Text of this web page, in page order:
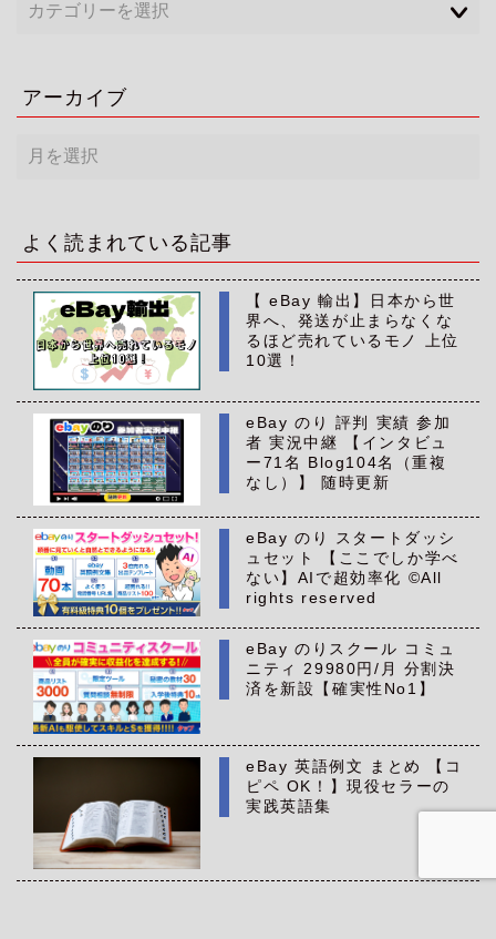
アーカイブ
ー
ブ
よく読まれている記事
【 eBay 輸出】日本から世
界へ、発送が止まらなくな
るほど売れているモノ 上位
10選！
eBay のり 評判 実績 参加
者 実況中継 【インタビュ
ー71名 Blog104名（重複
なし）】 随時更新
eBay のり スタートダッシ
ュセット 【ここでしか学べ
ない】AIで超効率化 ©All
rights reserved
eBay のりスクール コミュ
ニティ 29980円/月 分割決
済を新設【確実性No1】
eBay 英語例文 まとめ 【コ
ピペ OK！】現役セラーの
実践英語集